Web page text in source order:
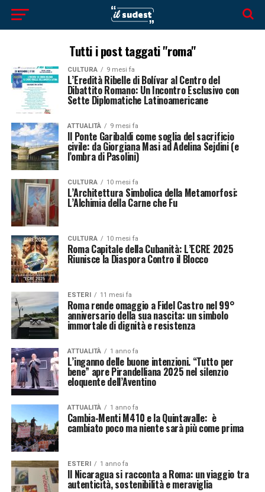
Tutti i post taggati "roma"
CULTURA 9 mesi fa
L’Eredità Ribelle di Bolívar al Centro del
Dibattito Romano: Un Incontro Esclusivo con
Sette Diplomatiche Latinoamericane
ATTUALITÀ 9 mesi fa
Il Ponte Garibaldi come soglia del sacrificio
civile: da Giorgiana Masi ad Adelina Sejdini (e
l’ombra di Pasolini)
CULTURA 10 mesi fa
L’Architettura Simbolica della Metamorfosi:
L’Alchimia della Carne che Fu
CULTURA 10 mesi fa
Roma Capitale della Cubanità: L’ECRE 2025
Riunisce la Diaspora Contro il Blocco
ESTERI 11 mesi fa
Roma rende omaggio a Fidel Castro nel 99°
anniversario della sua nascita: un simbolo
immortale di dignità e resistenza
ATTUALITÀ 1 anno fa
L’inganno delle buone intenzioni. “Tutto per
bene” apre Pirandelliana 2025 nel silenzio
eloquente dell’Aventino
ATTUALITÀ 1 anno fa
Cambia-Menti M410 e la Quintavalle: è
cambiato poco ma niente sarà più come prima
ESTERI 1 anno fa
Il Nicaragua si racconta a Roma: un viaggio tra
autenticità, sostenibilità e meraviglia